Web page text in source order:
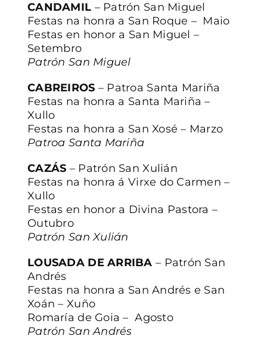
CANDAMIL – Patrón San Miguel
Festas na honra a San Roque – Maio
Festas en honor a San Miguel –
Setembro
Patrón San Miguel
CABREIROS – Patroa Santa Mariña
Festas na honra a Santa Mariña –
Xullo
Festas na honra a San Xosé – Marzo
Patroa Santa Mariña
CAZÁS – Patrón San Xulián
Festas na honra á Virxe do Carmen –
Xullo
Festas en honor a Divina Pastora –
Outubro
Patrón San Xulián
LOUSADA DE ARRIBA – Patrón San
Andrés
Festas na honra a San Andrés e San
Xoán – Xuño
Romaría de Goia – Agosto
Patrón San Andrés